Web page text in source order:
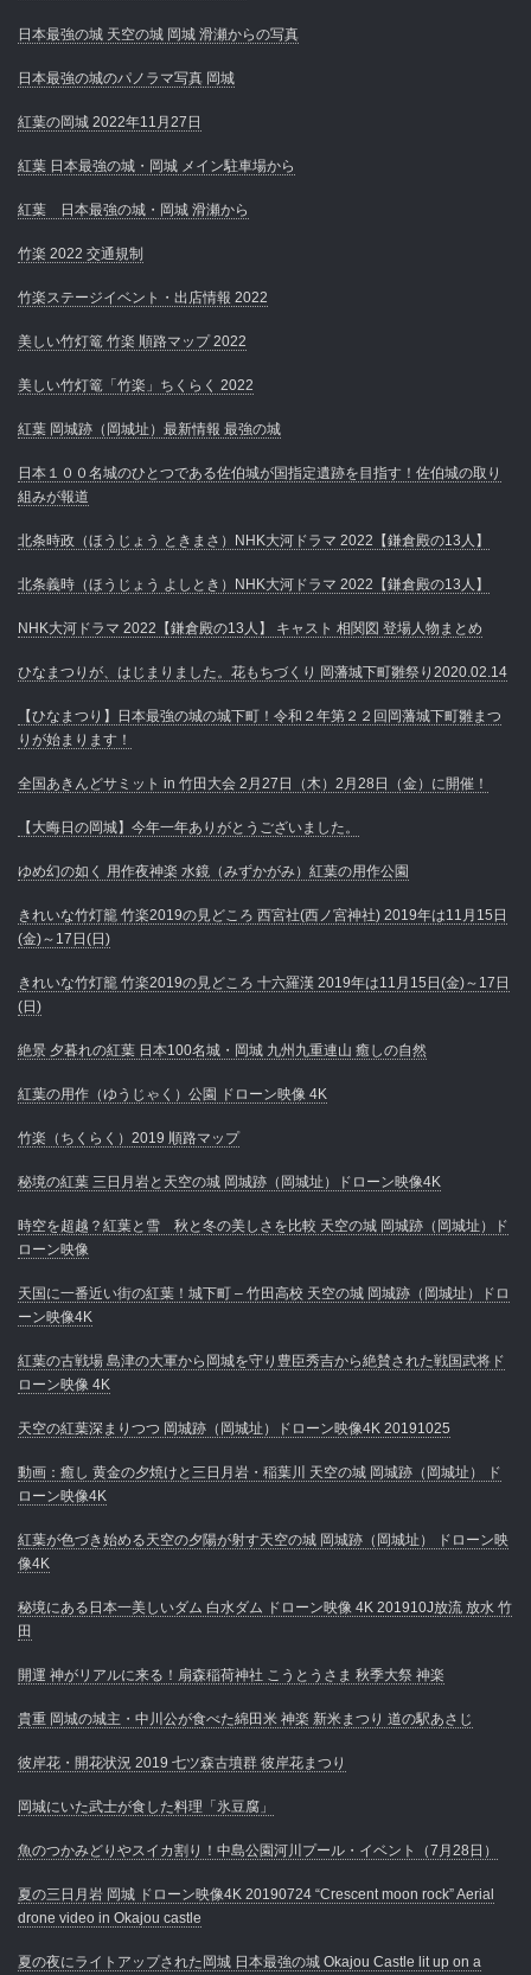
日本最強の城 天空の城 岡城 滑瀬からの写真
日本最強の城のパノラマ写真 岡城
紅葉の岡城 2022年11月27日
紅葉 日本最強の城・岡城 メイン駐車場から
紅葉 日本最強の城・岡城 滑瀬から
竹楽 2022 交通規制
竹楽ステージイベント・出店情報 2022
美しい竹灯篭 竹楽 順路マップ 2022
美しい竹灯篭「竹楽」ちくらく 2022
紅葉 岡城跡（岡城址）最新情報 最強の城
日本１００名城のひとつである佐伯城が国指定遺跡を目指す！佐伯城の取り
組みが報道
北条時政（ほうじょう ときまさ）NHK大河ドラマ 2022【鎌倉殿の13人】
北条義時（ほうじょう よしとき）NHK大河ドラマ 2022【鎌倉殿の13人】
NHK大河ドラマ 2022【鎌倉殿の13人】 キャスト 相関図 登場人物まとめ
ひなまつりが、はじまりました。花もちづくり 岡藩城下町雛祭り2020.02.14
【ひなまつり】日本最強の城の城下町！令和２年第２２回岡藩城下町雛まつ
りが始まります！
全国あきんどサミット in 竹田大会 2月27日（木）2月28日（金）に開催！
【大晦日の岡城】今年一年ありがとうございました。
ゆめ幻の如く 用作夜神楽 水鏡（みずかがみ）紅葉の用作公園
きれいな竹灯籠 竹楽2019の見どころ 西宮社(西ノ宮神社) 2019年は11月15日
(金)～17日(日)
きれいな竹灯籠 竹楽2019の見どころ 十六羅漢 2019年は11月15日(金)～17日
(日)
絶景 夕暮れの紅葉 日本100名城・岡城 九州九重連山 癒しの自然
紅葉の用作（ゆうじゃく）公園 ドローン映像 4K
竹楽（ちくらく）2019 順路マップ
秘境の紅葉 三日月岩と天空の城 岡城跡（岡城址）ドローン映像4K
時空を超越？紅葉と雪 秋と冬の美しさを比較 天空の城 岡城跡（岡城址）ド
ローン映像
天国に一番近い街の紅葉！城下町 – 竹田高校 天空の城 岡城跡（岡城址）ドロ
ーン映像4K
紅葉の古戦場 島津の大軍から岡城を守り豊臣秀吉から絶賛された戦国武将ド
ローン映像 4K
天空の紅葉深まりつつ 岡城跡（岡城址）ドローン映像4K 20191025
動画：癒し 黄金の夕焼けと三日月岩・稲葉川 天空の城 岡城跡（岡城址） ド
ローン映像4K
紅葉が色づき始める天空の夕陽が射す天空の城 岡城跡（岡城址） ドローン映
像4K
秘境にある日本一美しいダム 白水ダム ドローン映像 4K 201910J放流 放水 竹
田
開運 神がリアルに来る！扇森稲荷神社 こうとうさま 秋季大祭 神楽
貴重 岡城の城主・中川公が食べた綿田米 神楽 新米まつり 道の駅あさじ
彼岸花・開花状況 2019 七ツ森古墳群 彼岸花まつり
岡城にいた武士が食した料理「氷豆腐」
魚のつかみどりやスイカ割り！中島公園河川プール・イベント（7月28日）
夏の三日月岩 岡城 ドローン映像4K 20190724 “Crescent moon rock” Aerial
drone video in Okajou castle
夏の夜にライトアップされた岡城 日本最強の城 Okajou Castle lit up on a